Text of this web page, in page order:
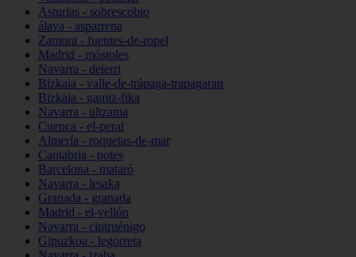
Asturias - sobrescobio
álava - asparrena
Zamora - fuentes-de-ropel
Madrid - móstoles
Navarra - deierri
Bizkaia - valle-de-trápaga-trapagaran
Bizkaia - gamiz-fika
Navarra - ultzama
Cuenca - el-peral
Almería - roquetas-de-mar
Cantabria - potes
Barcelona - mataró
Navarra - lesaka
Granada - granada
Madrid - el-vellón
Navarra - cintruénigo
Gipuzkoa - legorreta